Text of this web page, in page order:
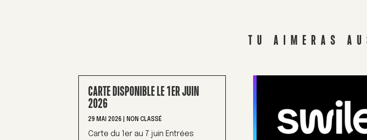
TU AIMERAS
CARTE DISPONIBLE LE 1ER JUIN
2026
29 MAI 2026 NON CLASSÉ
Carte du 1er au 7 juin Entrées